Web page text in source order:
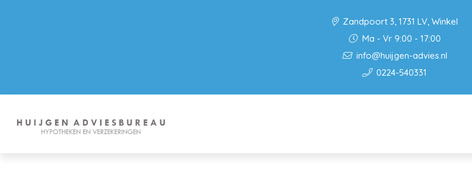
Zandpoort 3, 1731 LV, Winkel
Ma - Vr 9:00 - 17:00
info@huijgen-advies.nl
0224-540331